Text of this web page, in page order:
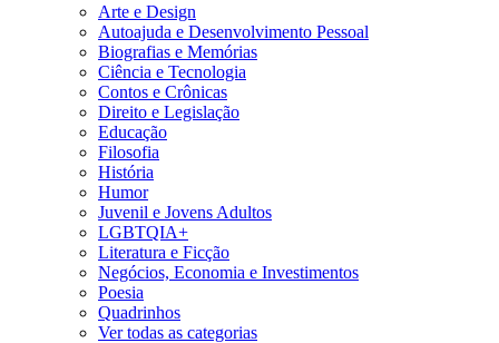
Arte e Design
Autoajuda e Desenvolvimento Pessoal
Biografias e Memórias
Ciência e Tecnologia
Contos e Crônicas
Direito e Legislação
Educação
Filosofia
História
Humor
Juvenil e Jovens Adultos
LGBTQIA+
Literatura e Ficção
Negócios, Economia e Investimentos
Poesia
Quadrinhos
Ver todas as categorias